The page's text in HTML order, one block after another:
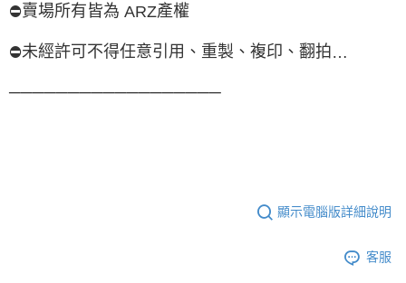
⛔賣場所有皆為 ARZ產權
⛔未經許可不得任意引用、重製、複印、翻拍…
──────────────────
顯示電腦版詳細說明
客服